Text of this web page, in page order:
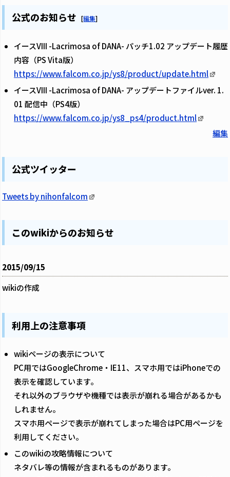
公式のお知らせ [編集]
イースVIII -Lacrimosa of DANA- パッチ1.02 アップデート履歴
内容（PS Vita版）
https://www.falcom.co.jp/ys8/product/update.html
イースVIII -Lacrimosa of DANA- アップデートファイルver. 1.
01 配信中（PS4版）
https://www.falcom.co.jp/ys8_ps4/product.html
編集
公式ツイッター
Tweets by nihonfalcom
このwikiからのお知らせ
2015/09/15
wikiの作成
利用上の注意事項
wikiページの表示について
PC用ではGoogleChrome・IE11、スマホ用ではiPhoneでの
表示を確認しています。
それ以外のブラウザや機種では表示が崩れる場合があるかも
しれません。
スマホ用ページで表示が崩れてしまった場合はPC用ページを
利用してください。
このwikiの攻略情報について
ネタバレ等の情報が含まれるものがあります。